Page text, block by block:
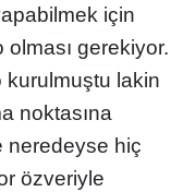
için
gerekiyor.
kurulmuştu lakin
noktasına
neredeyse hiç
özveriyle